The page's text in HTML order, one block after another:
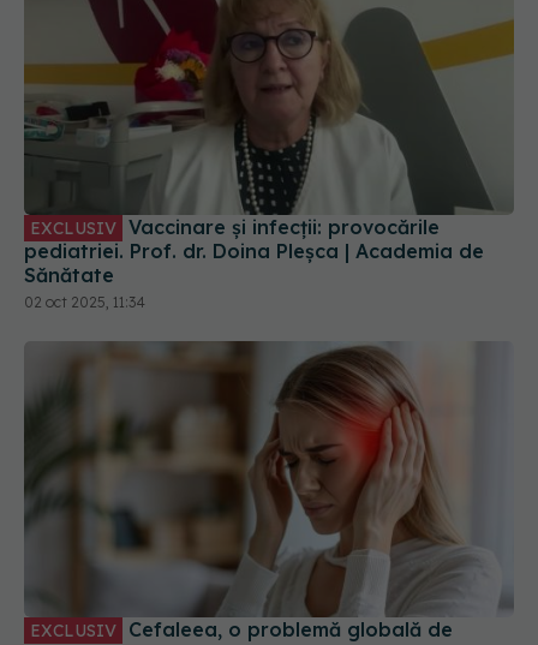
EXCLUSIV
pediatriei. Prof. dr. Doina Pleșca | Academia de
Sănătate
02 oct 2025, 11:34
EXCLUSIV